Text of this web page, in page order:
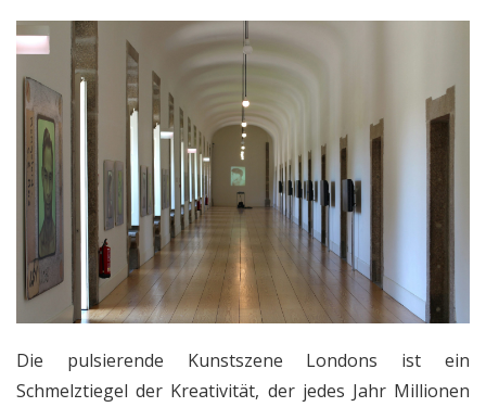
Die pulsierende Kunstszene Londons ist ein
Schmelztiegel der Kreativität, der jedes Jahr Millionen